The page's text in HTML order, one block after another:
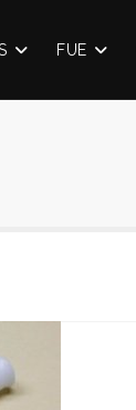
FUE